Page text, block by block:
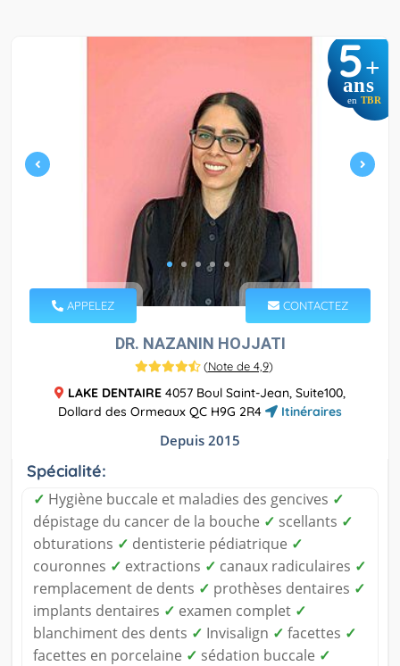
5+
ans
en TBR
APPELEZ CONTACTEZ
DR. NAZANIN HOJJATI
(Note de 4,9)
LAKE DENTAIRE 4057 Boul Saint-Jean, Suite100,
Dollard des Ormeaux QC H9G 2R4
Itinéraires
Depuis 2015
Spécialité:
✓ Hygiène buccale et maladies des gencives ✓
dépistage du cancer de la bouche ✓ scellants ✓
obturations ✓ dentisterie pédiatrique ✓
couronnes ✓ extractions ✓ canaux radiculaires ✓
remplacement de dents ✓ prothèses dentaires ✓
implants dentaires ✓ examen complet ✓
blanchiment des dents ✓ Invisalign ✓ facettes ✓
facettes en porcelaine ✓ sédation buccale ✓